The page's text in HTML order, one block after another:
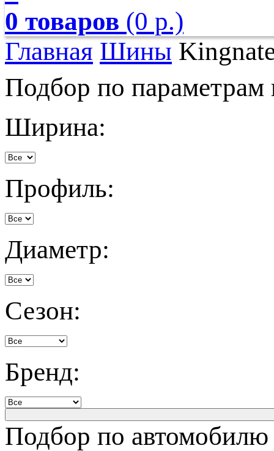
0 товаров (0 р.)
Главная Шины
Подбор по
Ширина:
Профиль:
Диаметр:
Сезон:
Бренд:
Подбор по автомобилю